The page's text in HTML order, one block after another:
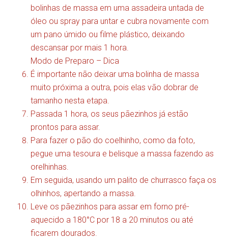
bolinhas de massa em uma assadeira untada de
óleo ou spray para untar e cubra novamente com
um pano úmido ou filme plástico, deixando
descansar por mais 1 hora.
Modo de Preparo – Dica
É importante não deixar uma bolinha de massa
muito próxima a outra, pois elas vão dobrar de
tamanho nesta etapa.
Passada 1 hora, os seus pãezinhos já estão
prontos para assar.
Para fazer o pão do coelhinho, como da foto,
pegue uma tesoura e belisque a massa fazendo as
orelhinhas.
Em seguida, usando um palito de churrasco faça os
olhinhos, apertando a massa.
Leve os pãezinhos para assar em forno pré-
aquecido a 180°C por 18 a 20 minutos ou até
ficarem dourados.